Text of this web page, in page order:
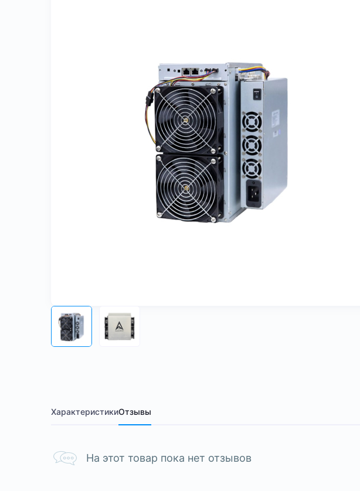
ХарактеристикиОтзывы
На этот товар пока нет отзывов